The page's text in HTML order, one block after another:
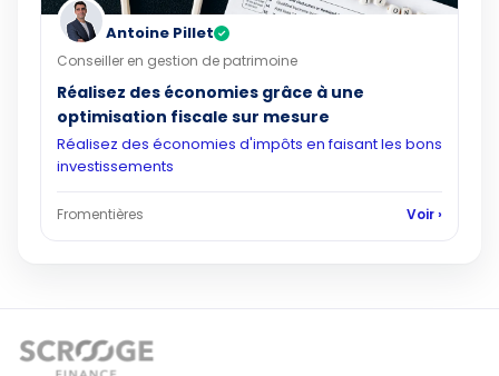
Antoine Pillet ✓
Conseiller en gestion de patrimoine
Réalisez des économies grâce à une
optimisation fiscale sur mesure
Réalisez des économies d'impôts en faisant les bons
investissements
Fromentières Voir ›